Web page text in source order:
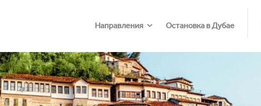
Направления Остановка в Дубае